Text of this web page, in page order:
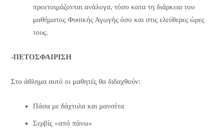
προετοιμάζονται ανάλογα, τόσο κατα τη διάρκεια του
μαθήματος Φυσικής Αγωγής όσο και στις ελεύθερες ώρες
τους.
-ΠΕΤΟΣΦΑΙΡΙΣΗ
Στο άθλημα αυτό οι μαθητές θα διδαχθούν:
Πάσα με δάχτυλα και μανσέτα
Σερβίς «από πάνω»